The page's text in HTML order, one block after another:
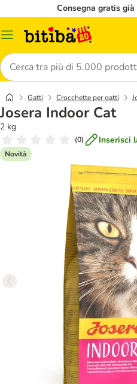
Consegna gratis
Overview
Cerca
Gatti Crocchette per gatti
Josera Indoor Cat
2 kg
(0) Inserisci
Novità